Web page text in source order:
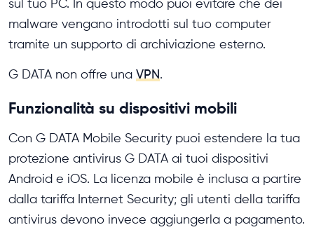
sul tuo PC. In questo modo puoi evitare che dei
malware vengano introdotti sul tuo computer
tramite un supporto di archiviazione esterno.
G DATA non offre una VPN.
Funzionalità su dispositivi mobili
Con G DATA Mobile Security puoi estendere la tua
protezione antivirus G DATA ai tuoi dispositivi
Android e iOS. La licenza mobile è inclusa a partire
dalla tariffa Internet Security; gli utenti della tariffa
antivirus devono invece aggiungerla a pagamento.